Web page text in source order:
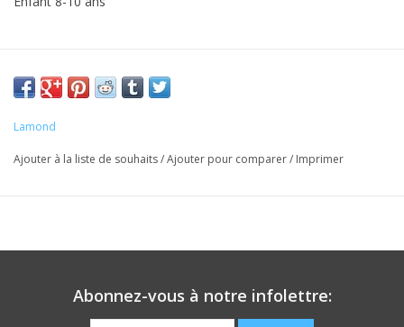
Lamond
Ajouter à la liste de souhaits/Ajouter pour comparer/ Imprimer
Abonnez-vous à notre infolettre: